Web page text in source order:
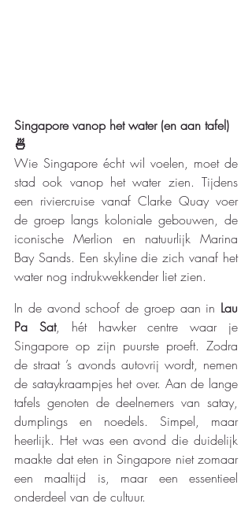
Singapore vanop het water (en aan tafel)
🍜
Wie Singapore écht wil voelen, moet de
stad ook vanop het water zien. Tijdens
een riviercruise vanaf Clarke Quay voer
de groep langs koloniale gebouwen, de
iconische Merlion en natuurlijk Marina
Bay Sands. Een skyline die zich vanaf het
water nog indrukwekkender liet zien.
In de avond schoof de groep aan in Lau
Pa Sat, hét hawker centre waar je
Singapore op zijn puurste proeft. Zodra
de straat ’s avonds autovrij wordt, nemen
de sataykraampjes het over. Aan de lange
tafels genoten de deelnemers van satay,
dumplings en noedels. Simpel, maar
heerlijk. Het was een avond die duidelijk
maakte dat eten in Singapore niet zomaar
een maaltijd is, maar een essentieel
onderdeel van de cultuur.